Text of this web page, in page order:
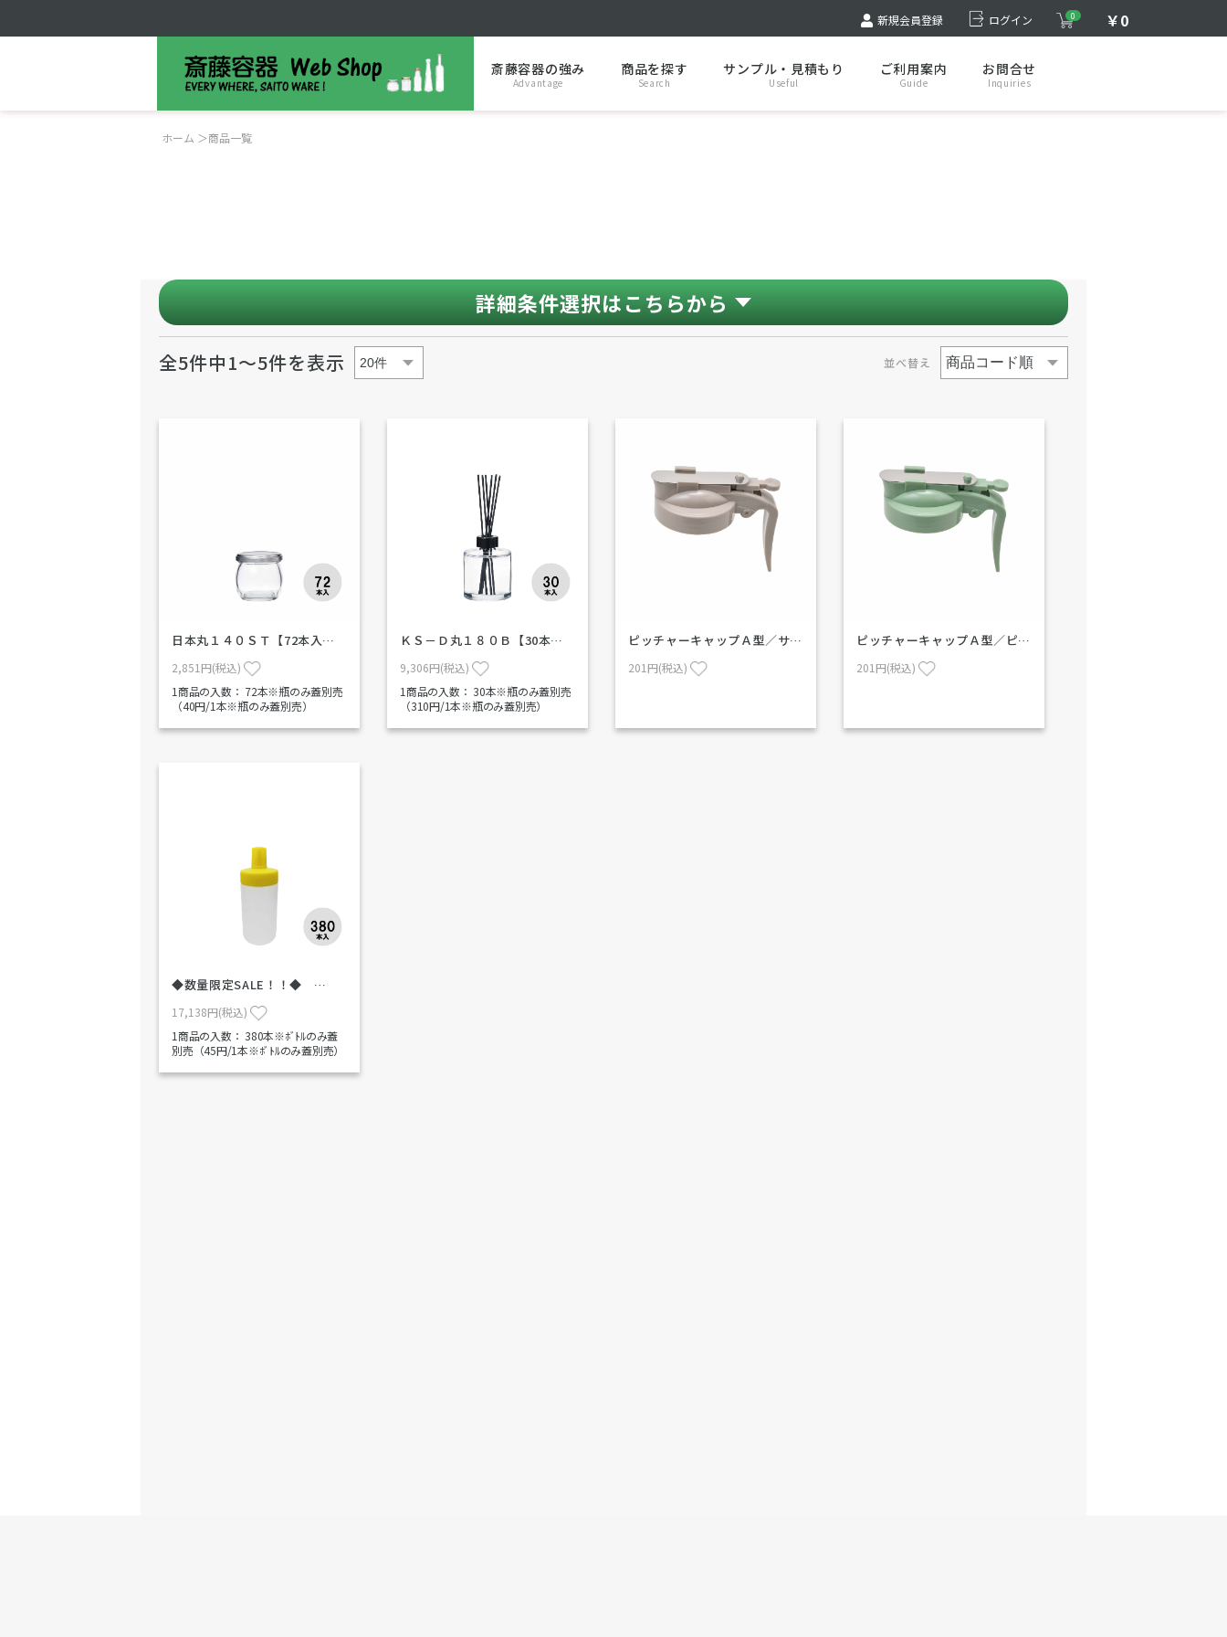
新規会員登録 ログイン 0 ￥0
斎藤容器の強み
Advantage
商品を探す
Search
サンプル・見積もり
Useful
ご利用案内
Guide
お問合せ
Inquiries
ホーム ＞商品一覧
詳細条件選択はこちらから
全5件中1～5件を表示 並べ替え
日本丸１４０ＳＴ【72本入…
2,851円(税込)
1商品の入数： 72本※瓶のみ蓋別売
（40円/1本※瓶のみ蓋別売）
ＫＳ－Ｄ丸１８０Ｂ【30本…
9,306円(税込)
1商品の入数： 30本※瓶のみ蓋別売
（310円/1本※瓶のみ蓋別売）
ピッチャーキャップＡ型／サ…
201円(税込)
ピッチャーキャップＡ型／ピ…
201円(税込)
◆数量限定SALE！！◆ …
17,138円(税込)
1商品の入数： 380本※ﾎﾞﾄﾙのみ蓋
別売（45円/1本※ﾎﾞﾄﾙのみ蓋別売）